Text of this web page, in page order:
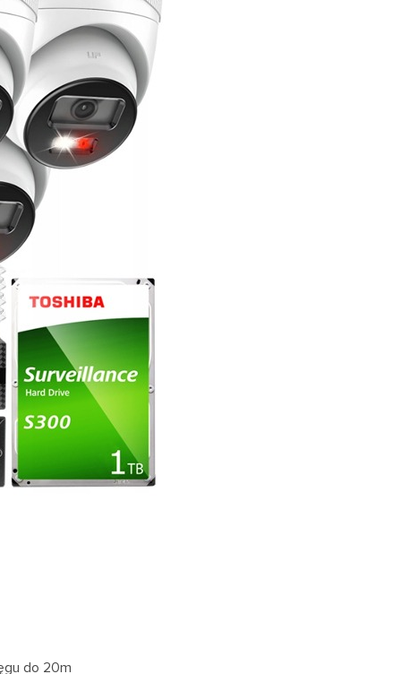
do 20m